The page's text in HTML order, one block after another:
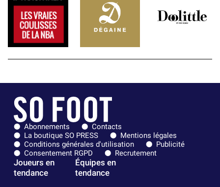
Abonnements
Contacts
La boutique SO PRESS
Mentions légales
Conditions générales d'utilisation
Publicité
Consentement RGPD
Recrutement
Joueurs en
tendance
Équipes en
tendance